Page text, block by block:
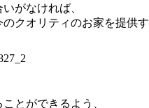
がなければ、
クオリティのお家を提供す
とができるよう、